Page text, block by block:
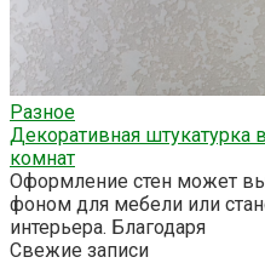
Разное
Декоративная штукатурка
комнат
Оформление стен может
фоном для мебели или
интерьера. Благодаря
Свежие записи